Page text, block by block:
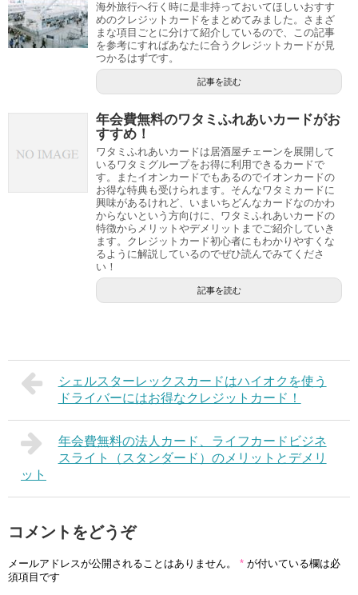
海外旅行へ行く時に是非持っておいてほしいおすす
めのクレジットカードをまとめてみました。さまざ
まな項目ごとに分けて紹介しているので、この記事
を参考にすればあなたに合うクレジットカードが見
つかるはずです。
記事を読む
年会費無料のワタミふれあいカードがお
すすめ！
ワタミふれあいカードは居酒屋チェーンを展開して
いるワタミグループをお得に利用できるカードで
す。またイオンカードでもあるのでイオンカードの
お得な特典も受けられます。そんなワタミカードに
興味があるけれど、いまいちどんなカードなのかわ
からないという方向けに、ワタミふれあいカードの
特徴からメリットやデメリットまでご紹介していき
ます。クレジットカード初心者にもわかりやすくな
るように解説しているのでぜひ読んでみてくださ
い！
記事を読む
シェルスターレックスカードはハイオクを使う
ドライバーにはお得なクレジットカード！
年会費無料の法人カード、ライフカードビジネ
スライト（スタンダード）のメリットとデメリ
ット
コメントをどうぞ
メールアドレスが公開されることはありません。 * が付いている欄は必
須項目です